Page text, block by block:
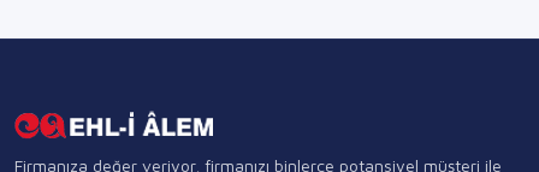
Firmanıza değer veriyor, firmanızı binlerce potansiyel müşteri ile